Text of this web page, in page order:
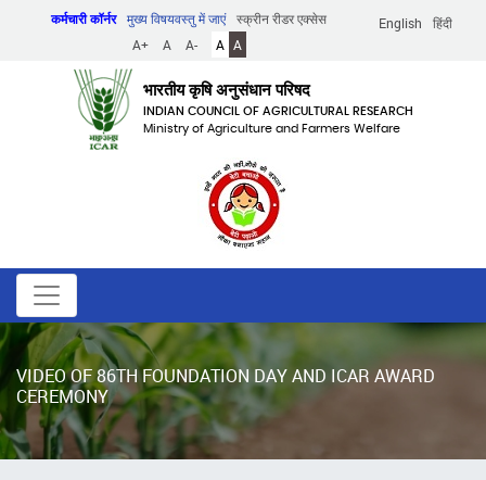
English हिंदी
कर्मचारी कॉर्नर मुख्य विषयवस्तु में जाएं
स्क्रीन रीडर एक्सेस
A+
A A- A A
भारतीय कृषि अनुसंधान परिषद
INDIAN COUNCIL OF AGRICULTURAL RESEARCH
Ministry of Agriculture and Farmers Welfare
VIDEO OF 86TH FOUNDATION DAY AND ICAR AWARD
CEREMONY